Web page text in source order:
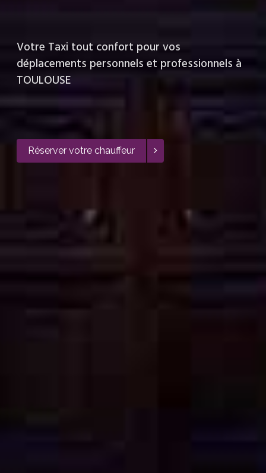
Votre Taxi tout confort pour vos
déplacements personnels et professionnels à
TOULOUSE
Réserver votre chauffeur